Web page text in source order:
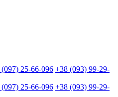
25-66-096 +38 (093) 99-29-
25-66-096 +38 (093) 99-29-